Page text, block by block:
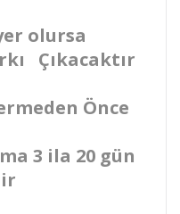
olursa
Çıkacaktır
Önce
3 ila 20 gün